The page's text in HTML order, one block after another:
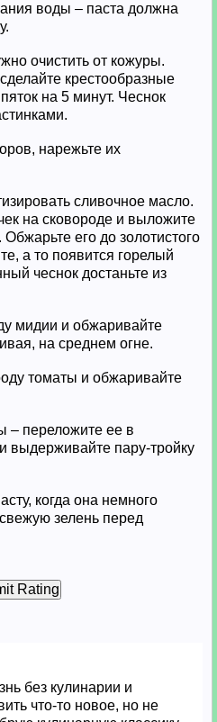
воды – паста должна
очистить от кожуры.
крестообразные
на 5 минут. Чеснок
нарежьте их
сливочное масло.
на сковороде и выложите
Обжарьте его до золотистого
а то появится горелый
чеснок достаньте из
мидии и обжаривайте
на среднем огне.
томаты и обжаривайте
– переложите ее в
выдерживайте пару-тройку
когда она немного
зелень перед
Rating
без кулинарии и
что-то новое, но не